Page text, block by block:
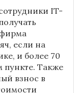
IT-
если на
и более 70
пункте. Также
взнос в